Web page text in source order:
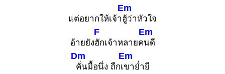
แต่อยากให้เจ้า
Em
ฮู้ว่าหัวใจ
อ้ายยัง
F
ฮักเจ้าหลายค
Em
นดี
Dm
คั่นมื้อนึ่ง ถืกเ
Em
ขาย่ำยี